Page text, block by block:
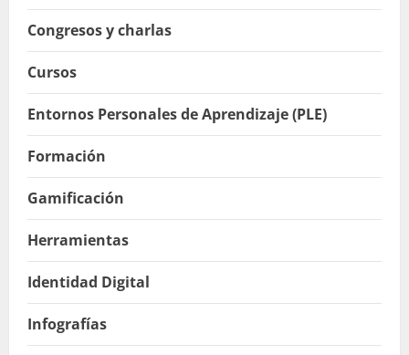
Congresos y charlas
Cursos
Entornos Personales de Aprendizaje (PLE)
Formación
Gamificación
Herramientas
Identidad Digital
Infografías